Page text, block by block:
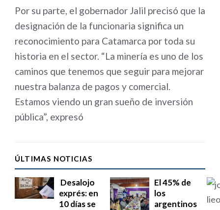
Por su parte, el gobernador Jalil precisó que la
designación de la funcionaria significa un
reconocimiento para Catamarca por toda su
historia en el sector. “La minería es uno de los
caminos que tenemos que seguir para mejorar
nuestra balanza de pagos y comercial.
Estamos viendo un gran sueño de inversión
pública”, expresó
ÚLTIMAS NOTICIAS
Desalojo
exprés: en
10 días se
El 45% de
los
argentinos